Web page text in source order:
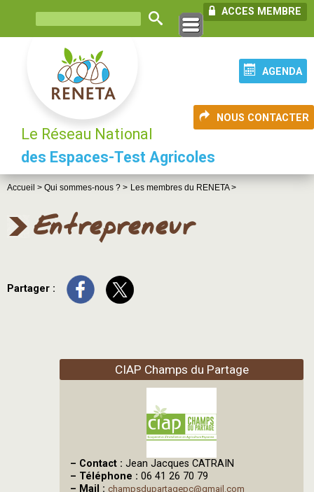
ACCES MEMBRE
AGENDA
NOUS CONTACTER
Le Réseau National
des Espaces-Test Agricoles
Accueil > Qui sommes-nous ? > Les membres du RENETA >
Entrepreneur
Partager :
CIAP Champs du Partage
– Contact : Jean Jacques CATRAIN
– Téléphone : 06 41 26 70 79
– Mail : champsdupartagepc@gmail.com